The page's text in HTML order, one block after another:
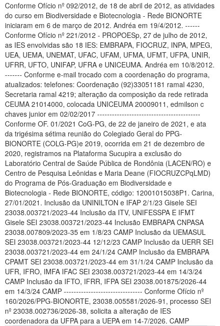
Ministério da Mulher, da Família e dos Direitos Humanos
Secretaria de Governo
Advocacia-Geral da União
Conforme Ofício nº 092/2012, de 18 de abril de 2012, as atividades
do curso em Biodiversidade e Biotecnologia - Rede BIONORTE
iniciaram em 6 de março de 2012. Andréa em 19/4/2012. ------
Conforme Ofício nº 221/2012 - PROPOESp, 27 de julho de 2012,
as IES envolvidas são 18 IES: EMBRAPA, FIOCRUZ, INPA, MPEG,
UEA, UEMA, UNEMAT, UFAC, UFAM, UFMA, UFMT, UFPA, UNIR,
UFRR, UFTO, UNIFAP, UFRA e UNICEUMA. Andréa em 10/8/2012.
------- Conforme e-mail trocado com a coordenação do programa,
atualizados: telefones: Coordenação (92)33051181 ramal 4230,
Secretaria ramal 4219; alteração da composição da rede retirada
CEUMA 21014000, colocada UNICEUMA 20009011, edmilson c
chaves junior em 02/02/2017 ------------------------------------------
Conforme OF. 01/2021 CoG-PG, de 22 de janeiro de 2021, e ata
da trigésima sétima reunião do Colegiado Geral do PPG-
BIONORTE (COLG-PG)e 2019, ocorrida em 21 de dezembro de
2020, registramos na Plataforma Sucupira a exclusão do
Laboratório Central de Saúde Pública de Rondônia (LACEN/RO) e
Centro de Pesquisa Leônidas e Maria Deane (FIOCRUZCPqLMD)
do Programa de Pós-Graduação em Biodiversidade e
Biotecnologia - Rede BIONORTE, código: 12001015038P1. Carina,
27/01/2021. Inclusão da UNINILTON e IFAP 2/1/23 Gisele SEI
23038.003721/2023-44 Inclusão da ITV, UNIFESSPA E IFMT
Gisele SEI 23038.003721/2023-44 Inclusão EMBRAPA CNPASA
23038.007809/2023-35 em 1/8/23 CAMP Inclusão da UEMASUL
SEI 23038.003721/2023-44 12/12/23 CAMP Inclusão da UERR SEI
23038.003721/2023-44 em 24/1/24 CAMP Inclusão da EMBRAPA
CPAMT SEI 23038.003721/2023-44 em 31/1/24 CAMP Inclusão da
UFR, IFRO, IMFA IFAC SEI 23038.003721/2023-44 em 14/3/24
CAMP Inclusão da IFTO, IFRR, IFPA SEI 23038.001875/2026-44
em 14/3/24 CAMP -------------------------------- Conforme Ofício nº
160/2026/PPG-BIONORTE, 23038.005581/2026-91, processo SEI
nº 23038.002736/2026-38, solicita a alteração de IES
coordenadora da UFPA para a UEPA em 14-7/2026. CAMP